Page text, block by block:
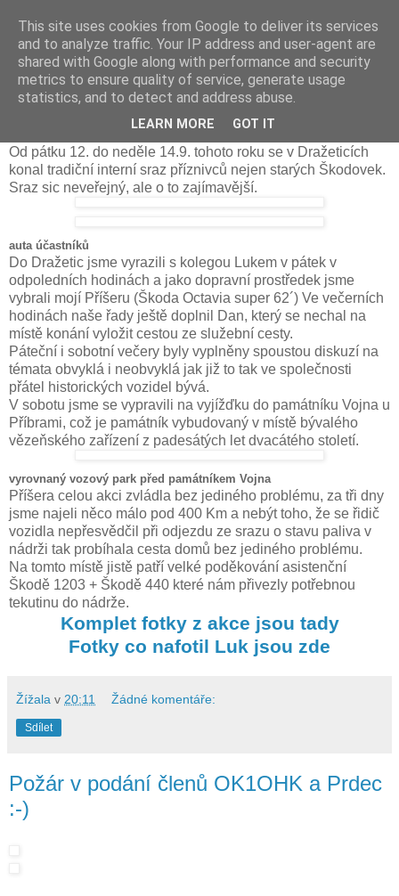
Prdec - Pardubice Hradec
ChalupaCarVerglWíkend 2008
Od pátku 12. do neděle 14.9. tohoto roku se v Dražeticích
konal tradiční interní sraz příznivců nejen starých Škodovek.
Sraz sic neveřejný, ale o to zajímavější.
auta účastníků
Do Dražetic jsme vyrazili s kolegou Lukem v pátek v
odpoledních hodinách a jako dopravní prostředek jsme
vybrali mojí Příšeru (Škoda Octavia super 62´) Ve večerních
hodinách naše řady ještě doplnil Dan, který se nechal na
místě konání vyložit cestou ze služební cesty.
Páteční i sobotní večery byly vyplněny spoustou diskuzí na
témata obvyklá i neobvyklá jak již to tak ve společnosti
přátel historických vozidel bývá.
V sobotu jsme se vypravili na vyjížďku do památníku Vojna u
Příbrami, což je památník vybudovaný v místě bývalého
vězeňského zařízení z padesátých let dvacátého století.
vyrovnaný vozový park před památníkem Vojna
Příšera celou akci zvládla bez jediného problému, za tři dny
jsme najeli něco málo pod 400 Km a nebýt toho, že se řidič
vozidla nepřesvědčil při odjezdu ze srazu o stavu paliva v
nádrži tak probíhala cesta domů bez jediného problému.
Na tomto místě jistě patří velké poděkování asistenční
Škodě 1203 + Škodě 440 které nám přivezly potřebnou
tekutinu do nádrže.
Komplet fotky z akce jsou tady
Fotky co nafotil Luk jsou zde
Žížala v 20:11 Žádné komentáře:
Sdílet
Požár v podání členů OK1OHK a Prdec
:-)
This site uses cookies from Google to deliver its services
and to analyze traffic. Your IP address and user-agent are
shared with Google along with performance and security
metrics to ensure quality of service, generate usage
statistics, and to detect and address abuse.
LEARN MORE GOT IT